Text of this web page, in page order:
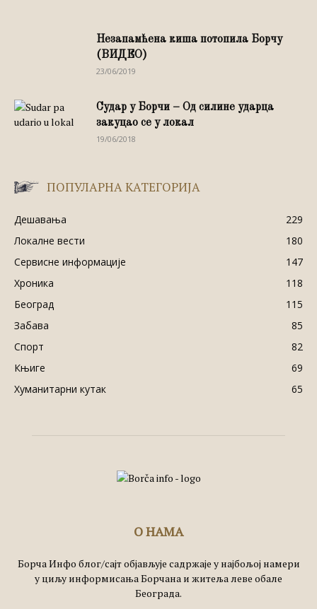
Незапамћена киша потопила Борчу
(ВИДЕО)
23/06/2019
Судар у Борчи – Од силине ударца
закуцао се у локал
19/06/2018
ПОПУЛАРНА КАТЕГОРИЈА
Дешавања
229
Локалне вести
180
Сервисне информације
147
Хроника
118
Београд
115
Забава
85
Спорт
82
Књиге
69
Хуманитарни кутак
65
О НАМА
Борча Инфо блог/сајт објављује садржаје у најбољој намери
у циљу информисања Борчана и житеља леве обале
Београда.